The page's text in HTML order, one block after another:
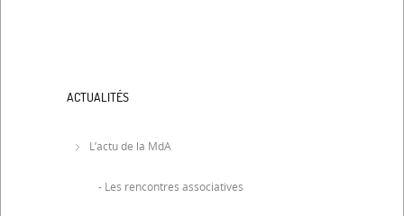
ACTUALITÉS
L’actu de la MdA
- Les rencontres associatives